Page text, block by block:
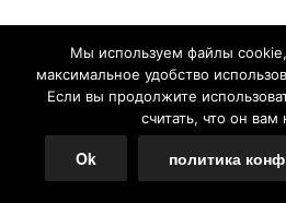
Мы используем файлы
максимальное удобство
Если вы продолжите
считать, что он вам
Ok политика